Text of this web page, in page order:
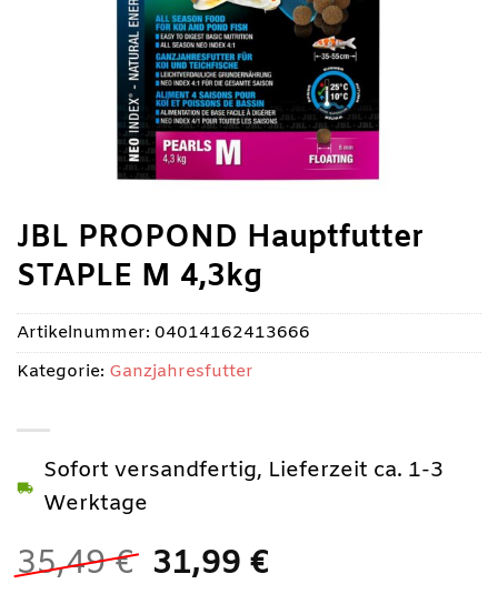
JBL PROPOND Hauptfutter
STAPLE M 4,3kg
35,49€ Ursprünglicher
31,99 €Aktueller
Sofort versandfertig, Lieferzeit ca. 1-3
Werktage
Artikelnummer: 04014162413666
Kategorie: Ganzjahresfutter